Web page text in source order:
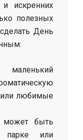
искренних
полезных
День
маленький
или любимые
может быть
парке или